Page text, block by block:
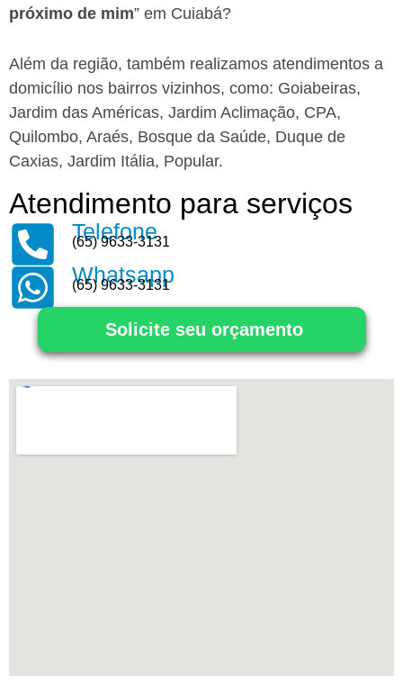
próximo de mim” em Cuiabá?
Além da região, também realizamos atendimentos a
domicílio nos bairros vizinhos, como: Goiabeiras,
Jardim das Américas, Jardim Aclimação, CPA,
Quilombo, Araés, Bosque da Saúde, Duque de
Caxias, Jardim Itália, Popular.
Atendimento para serviços
Telefone
(65) 9633-3131
Whatsapp
(65) 9633-3131
Solicite seu orçamento